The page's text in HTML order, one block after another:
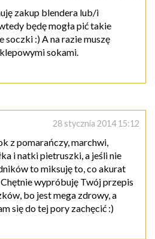
zakup blendera lub/i
będę mogła pić takie
soczki :) A na razie muszę
sokami.
28 stycznia 2014 15:12
z pomarańczy, marchwi,
i natki pietruszki, a jeśli nie
to miksuję to, co akurat
wypróbuję Twój przepis
bo jest mega zdrowy, a
się do tej pory zachęcić :)